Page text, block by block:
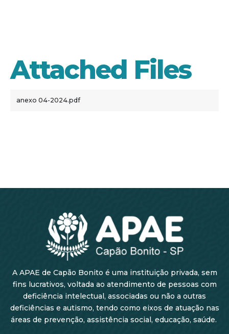
Attached Files
anexo 04-2024.pdf
A APAE de Capão Bonito é uma instituição privada, sem
fins lucrativos, voltada ao atendimento de pessoas com
deficiência intelectual, associadas ou não a outras
deficiências e autismo, tendo como eixos de atuação nas
áreas de prevenção, assistência social, educação, saúde.